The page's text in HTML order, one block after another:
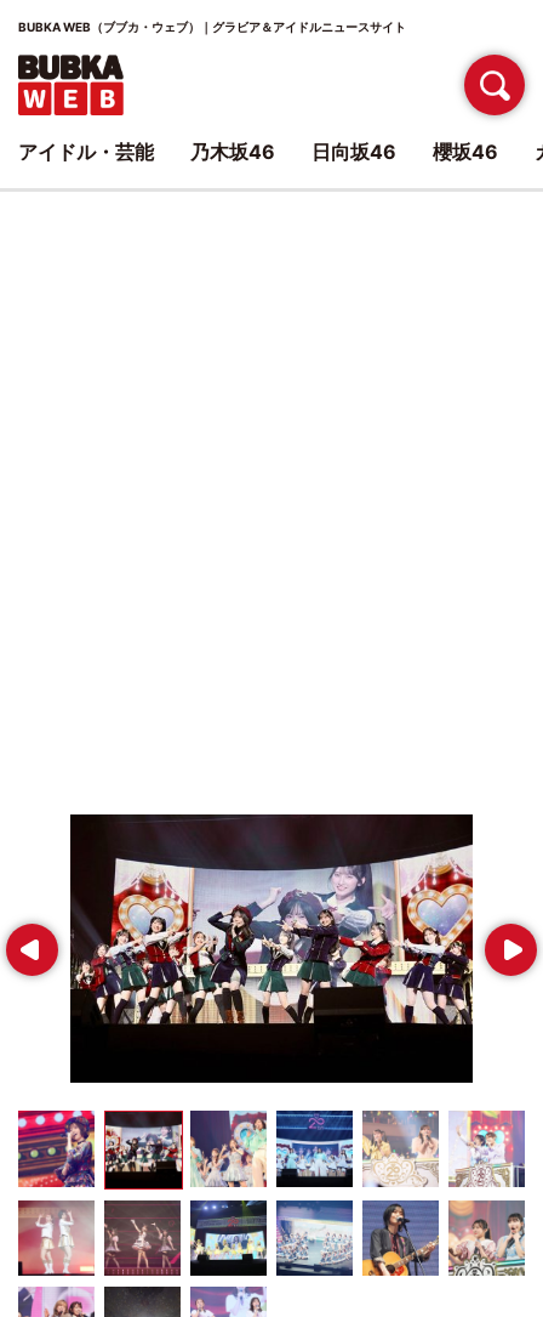
BUBKA WEB（ブブカ・ウェブ）｜グラビア＆アイドルニュースサイト
Prev Next
アイドル・芸能 乃木坂46 日向坂46 櫻坂46